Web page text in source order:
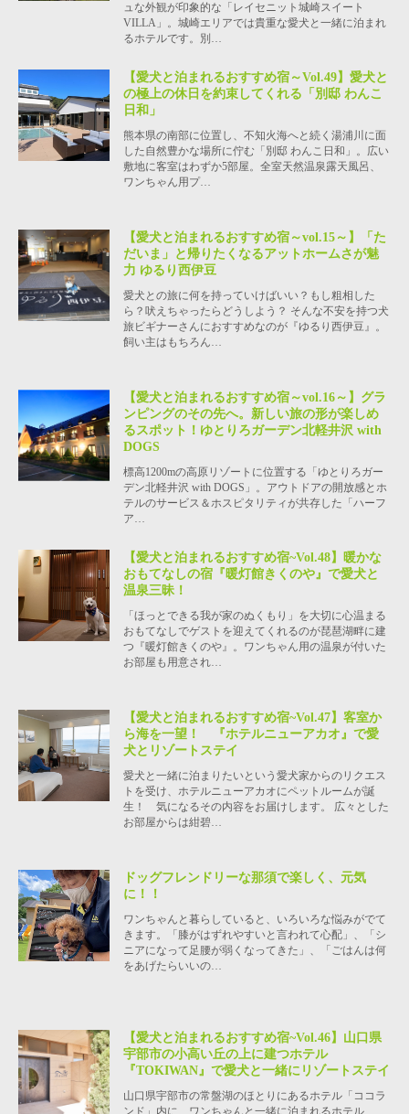
ュな外観が印象的な「レイセニット城崎スイート
VILLA」。城崎エリアでは貴重な愛犬と一緒に泊まれ
るホテルです。別…
【愛犬と泊まれるおすすめ宿～Vol.49】愛犬と
の極上の休日を約束してくれる「別邸 わんこ
日和」
熊本県の南部に位置し、不知火海へと続く湯浦川に面
した自然豊かな場所に佇む「別邸 わんこ日和」。広い
敷地に客室はわずか5部屋。全室天然温泉露天風呂、
ワンちゃん用プ…
【愛犬と泊まれるおすすめ宿～vol.15～】「た
だいま」と帰りたくなるアットホームさが魅
力 ゆるり西伊豆
愛犬との旅に何を持っていけばいい？もし粗相した
ら？吠えちゃったらどうしよう？ そんな不安を持つ犬
旅ビギナーさんにおすすめなのが『ゆるり西伊豆』。
飼い主はもちろん…
【愛犬と泊まれるおすすめ宿～vol.16～】グラ
ンピングのその先へ。新しい旅の形が楽しめ
るスポット！ゆとりろガーデン北軽井沢 with
DOGS
標高1200mの高原リゾートに位置する「ゆとりろガー
デン北軽井沢 with DOGS」。アウトドアの開放感とホ
テルのサービス＆ホスピタリティが共存した「ハーフ
ア…
【愛犬と泊まれるおすすめ宿~Vol.48】暖かな
おもてなしの宿『暖灯館きくのや』で愛犬と
温泉三昧！
「ほっとできる我が家のぬくもり」を大切に心温まる
おもてなしでゲストを迎えてくれるのが琵琶湖畔に建
つ『暖灯館きくのや』。ワンちゃん用の温泉が付いた
お部屋も用意され…
【愛犬と泊まれるおすすめ宿~Vol.47】客室か
ら海を一望！ 『ホテルニューアカオ』で愛
犬とリゾートステイ
愛犬と一緒に泊まりたいという愛犬家からのリクエス
トを受け、ホテルニューアカオにペットルームが誕
生！ 気になるその内容をお届けします。 広々とした
お部屋からは紺碧…
ドッグフレンドリーな那須で楽しく、元気
に！！
ワンちゃんと暮らしていると、いろいろな悩みがでて
きます。「膝がはずれやすいと言われて心配」、「シ
ニアになって足腰が弱くなってきた」、「ごはんは何
をあげたらいいの…
【愛犬と泊まれるおすすめ宿~Vol.46】山口県
宇部市の小高い丘の上に建つホテル
『TOKIWAN』で愛犬と一緒にリゾートステイ
山口県宇部市の常盤湖のほとりにあるホテル「ココラ
ンド」内に、ワンちゃんと一緒に泊まれるホテル